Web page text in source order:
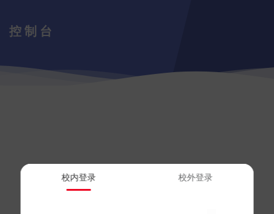
控制台
校内登录 校外登录